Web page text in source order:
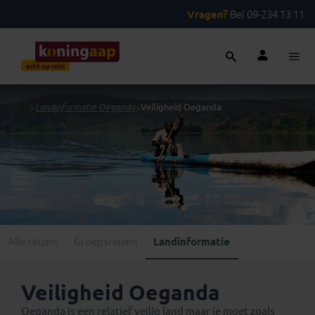
Vragen? Bel 09-234 13 11
> Landinformatie Oeganda >Veiligheid Oeganda
Landinformatie
Veiligheid Oeganda
Oeganda is een relatief veilig land maar je moet zoals